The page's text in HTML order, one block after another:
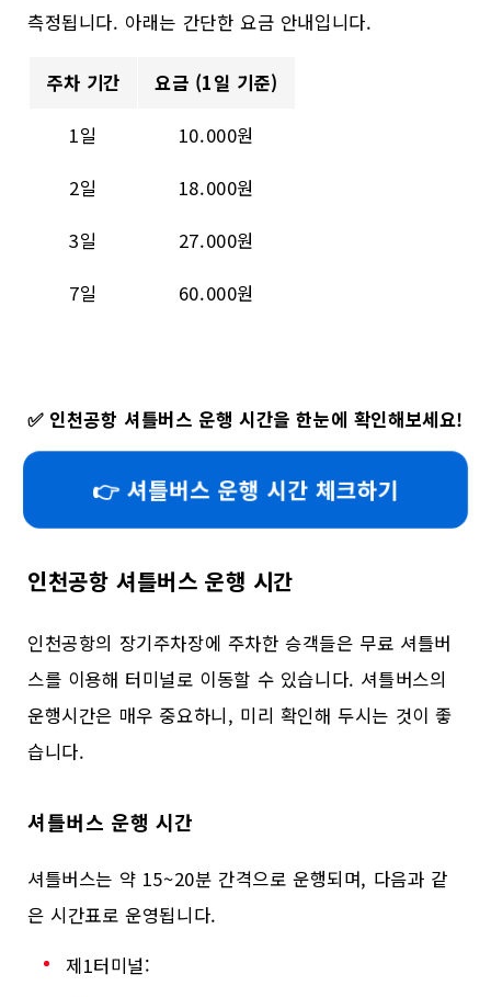
측정됩니다. 아래는 간단한 요금 안내입니다.
주차 기간
요금 (1일 기준)
1일
10.000원
2일
18.000원
3일
27.000원
7일
60.000원
✅ 인천공항 셔틀버스 운행 시간을 한눈에 확인해보세요!
👉 셔틀버스 운행 시간 체크하기
인천공항 셔틀버스 운행 시간
인천공항의 장기주차장에 주차한 승객들은 무료 셔틀버
스를 이용해 터미널로 이동할 수 있습니다. 셔틀버스의
운행시간은 매우 중요하니, 미리 확인해 두시는 것이 좋
습니다.
셔틀버스 운행 시간
셔틀버스는 약 15~20분 간격으로 운행되며, 다음과 같
은 시간표로 운영됩니다.
제1터미널: